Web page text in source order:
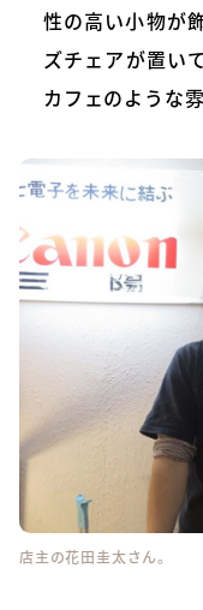
性の高い小物が
ズチェアが置い
カフェのような雰
店主の花田圭太さん。